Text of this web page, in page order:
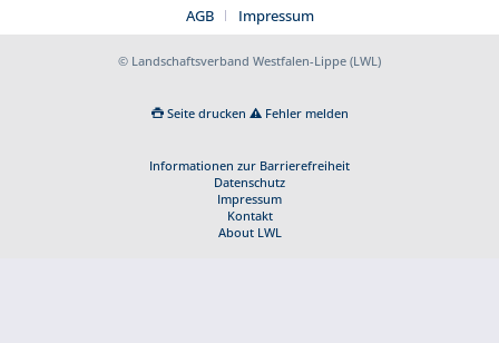
AGB
Impressum
© Landschaftsverband Westfalen-Lippe (LWL)
Seite drucken Fehler melden
Informationen zur Barrierefreiheit
Datenschutz
Impressum
Kontakt
About LWL